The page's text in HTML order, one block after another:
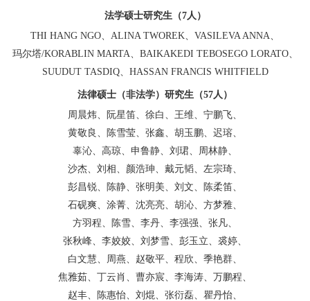
法学硕士研究生（7人）
THI HANG NGO
ALINA TWOREK VASILEVA ANNA
玛尔塔/KORABLIN MARTA BAIKAKEDI TEBOSEGO LORATO、
SUUDUT TASDIQ、 HASSAN FRANCIS WHITFIELD
法律硕士（非法学）研究生（57 人）
周晨炜、阮星笛、徐白、王维、宁鹏飞、
黄敬良、陈雪莹、张鑫、胡玉鹏、迟瑢、
辜沁、高琼、申鲁静、刘珺、周林静、
沙杰、刘相、颜浩珅、戴元韬、左宗琦、
彭昌锐、陈静、张明美、刘文、陈柔笛、
石砚爽、涂菁、沈亮亮、胡沁、方梦雅、
方羽程、陈雪、李丹、李强强、张凡、
张秋峰、李姣姣、刘梦雪、彭玉立、裘婷、
白文慧、周燕、赵敬平、程欣、季艳群、
焦雅茹、丁云肖、曹亦宸、李海涛、万鹏程、
赵丰、陈惠怡、刘焜、张衍磊、瞿丹怡、